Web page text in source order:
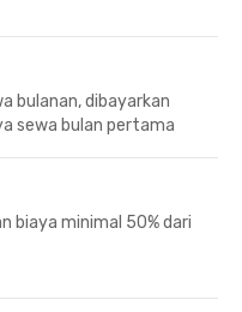
bulanan, dibayarkan
sewa bulan pertama
biaya minimal 50% dari